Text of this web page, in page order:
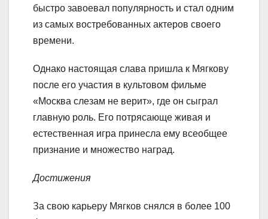
быстро завоевал популярность и стал одним
из самых востребованных актеров своего
времени.
Однако настоящая слава пришла к Мягкову
после его участия в культовом фильме
«Москва слезам не верит», где он сыграл
главную роль. Его потрясающе живая и
естественная игра принесла ему всеобщее
признание и множество наград.
Достижения
За свою карьеру Мягков снялся в более 100